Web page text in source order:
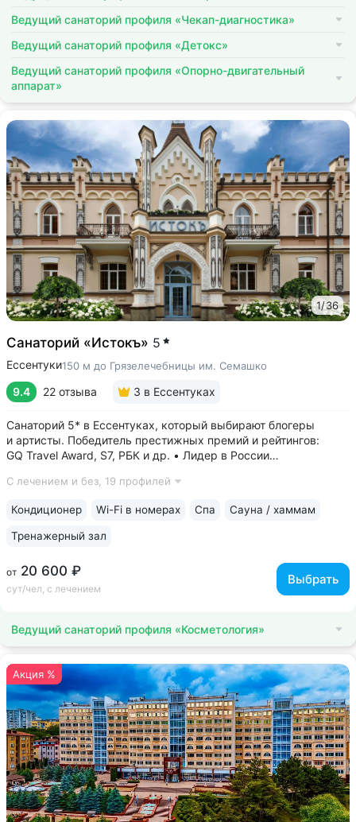
Ведущий санаторий профиля «Чекап-диагностика»
Ведущий санаторий профиля «Детокс»
Ведущий санаторий профиля «Опорно-двигательный
аппарат»
1/36
Санаторий «Истокъ» 5
Ессентуки150 м до Грязелечебницы им. Семашко
9.4 22 отзыва 3 в Ессентуках
Санаторий 5* в Ессентуках, который выбирают блогеры
и артисты. Победитель престижных премий и рейтингов:
GQ Travel Award, S7, РБК и др. • Лидер в России
целлюлита и вен «Эндосфера», коррекция фигуры Tesla
С лечением и без, 19 профилей
от 20 600 ₽
сут/чел, с лечением
Выбрать
Кондиционер Wi-Fi в номерах Спа Сауна / хаммам
Тренажерный зал
Ведущий санаторий профиля «Косметология»
Акция %